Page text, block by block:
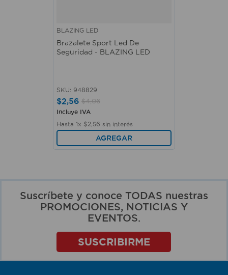
BLAZING LED
Brazalete Sport Led De
Seguridad - BLAZING LED
SKU: 948829
$2,56 $4,06
Incluye IVA
Hasta 1x $2 56 sin interés
AGREGAR
Suscríbete y conoce TODAS nuestras
PROMOCIONES, NOTICIAS Y
EVENTOS.
SUSCRIBIRME